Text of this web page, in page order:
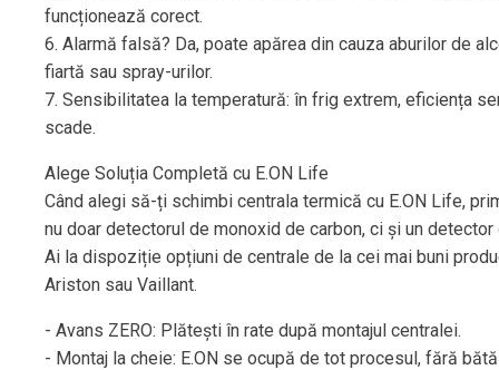
funcționează corect.
6. Alarmă falsă? Da, poate apărea din cauza aburilor de
fiartă sau spray-urilor.
7. Sensibilitatea la temperatură: în frig extrem, eficiența
scade.
Alege Soluția Completă cu E.ON Life
Când alegi să-ți schimbi centrala termică cu E.ON Life,
nu doar detectorul de monoxid de carbon, ci și un
Ai la dispoziție opțiuni de centrale de la cei mai buni
Ariston sau Vaillant.
- Avans ZERO: Plătești în rate după montajul centralei.
- Montaj la cheie: E.ON se ocupă de tot procesul, fără